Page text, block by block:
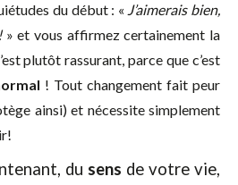
du début : « J’aimerais bien,
» et vous affirmez certainement la
plutôt rassurant, parce que c’est
! Tout changement fait peur
ainsi) et nécessite simplement
du sens de votre vie,